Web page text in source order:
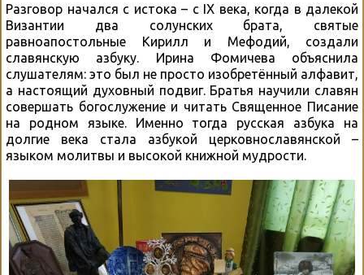
Разговор начался с истока – с IX века, когда в далекой
Византии два солунских брата, святые
равноапостольные Кирилл и Мефодий, создали
славянскую азбуку. Ирина Фомичева объяснила
слушателям: это был не просто изобретённый алфавит,
а настоящий духовный подвиг. Братья научили славян
совершать богослужение и читать Священное Писание
на родном языке. Именно тогда русская азбука на
долгие века стала азбукой церковнославянской –
языком молитвы и высокой книжной мудрости.